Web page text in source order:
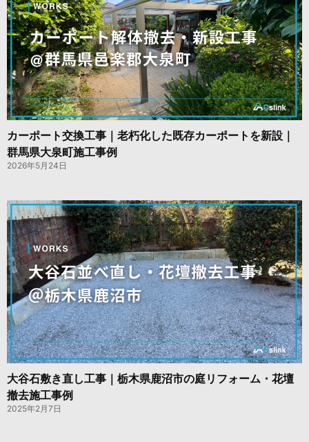
カーポート交換工事｜老朽化した既存カーポートを新設｜
群馬県大泉町施工事例
2026年5月24日
大谷石敷き直し工事｜栃木県鹿沼市の庭リフォーム・花壇
撤去施工事例
2025年2月7日